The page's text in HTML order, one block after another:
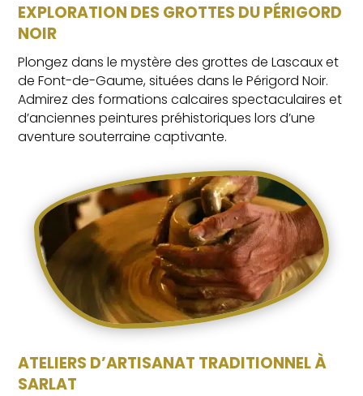
EXPLORATION DES GROTTES DU PÉRIGORD
NOIR
Plongez dans le mystère des grottes de Lascaux et
de Font-de-Gaume, situées dans le Périgord Noir.
Admirez des formations calcaires spectaculaires et
d’anciennes peintures préhistoriques lors d’une
aventure souterraine captivante.
ATELIERS D’ARTISANAT TRADITIONNEL À
SARLAT